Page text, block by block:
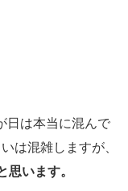
日は本当に混んで
は混雑しますが、
思います。